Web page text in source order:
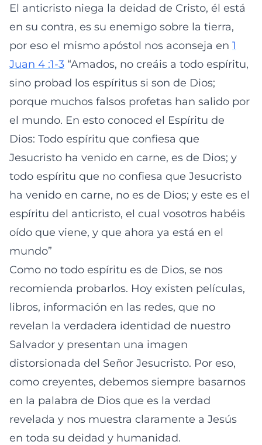
El anticristo niega la deidad de Cristo, él está
en su contra, es su enemigo sobre la tierra,
por eso el mismo apóstol nos aconseja en 1
Juan 4 :1-3 “Amados, no creáis a todo espíritu,
sino probad los espíritus si son de Dios;
porque muchos falsos profetas han salido por
el mundo. En esto conoced el Espíritu de
Dios: Todo espíritu que confiesa que
Jesucristo ha venido en carne, es de Dios; y
todo espíritu que no confiesa que Jesucristo
ha venido en carne, no es de Dios; y este es el
espíritu del anticristo, el cual vosotros habéis
oído que viene, y que ahora ya está en el
mundo”
Como no todo espíritu es de Dios, se nos
recomienda probarlos. Hoy existen películas,
libros, información en las redes, que no
revelan la verdadera identidad de nuestro
Salvador y presentan una imagen
distorsionada del Señor Jesucristo. Por eso,
como creyentes, debemos siempre basarnos
en la palabra de Dios que es la verdad
revelada y nos muestra claramente a Jesús
en toda su deidad y humanidad.